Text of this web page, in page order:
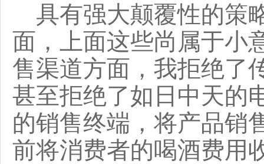
具有强大颠覆性的策
面，上面这些尚属于小
售渠道方面，我拒绝了
甚至拒绝了如日中天的
的销售终端，将产品销
前将消费者的喝酒费用